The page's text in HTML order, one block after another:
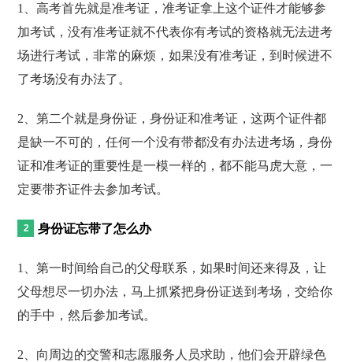
1、高考首先就是准考证，准考证拿上这个证件才能够参
加考试，没有准考证就不代表你有考试的资格就无法进考
场进行考试，非常的麻烦，如果没有准考证，到时候进不
了考场没有办法了。
2、第二个就是身份证，身份证和准考证，这两个证件都
是缺一不可的，任何一个没有带都没有办法进考场，身份
证和准考证的重要性是一模一样的，都不能马虎大意，一
定要带齐证件去参加考试。
身份证忘带了怎么办
1、第一时间给自己的父母联系，如果时间还来得及，让
父母想尽一切办法，马上抓紧把身份证送到考场，交给你
的手中，然后参加考试。
2、向周边的交警和志愿服务人员求助，他们会开辟绿色